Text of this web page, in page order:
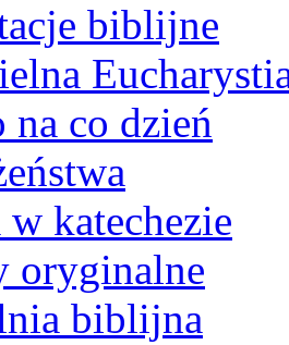
biblijne
na co dzień
katechezie
oryginalne
biblijna